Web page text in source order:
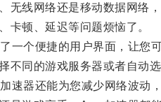
线网络还是移动数据网络
顿、延迟等问题烦恼了。
个便捷的用户界面，让您
同的游戏服务器或者自动选
器还能为您减少网络波动